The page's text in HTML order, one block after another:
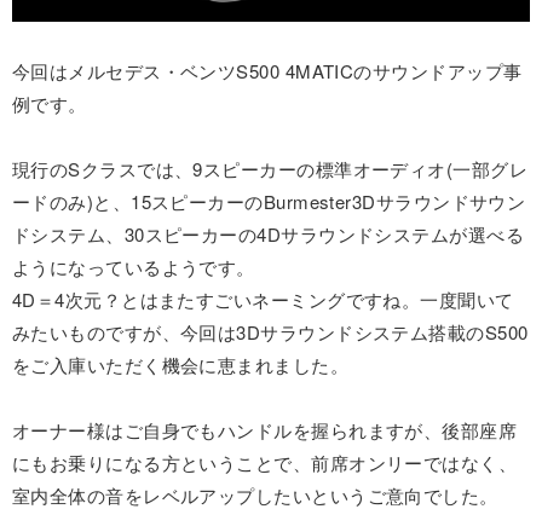
今回はメルセデス・ベンツS500 4MATICのサウンドアップ事
例です。
現行のSクラスでは、9スピーカーの標準オーディオ(一部グレ
ードのみ)と、15スピーカーのBurmester3Dサラウンドサウン
ドシステム、30スピーカーの4Dサラウンドシステムが選べる
ようになっているようです。
4D＝4次元？とはまたすごいネーミングですね。一度聞いて
みたいものですが、今回は3Dサラウンドシステム搭載のS500
をご入庫いただく機会に恵まれました。
オーナー様はご自身でもハンドルを握られますが、後部座席
にもお乗りになる方ということで、前席オンリーではなく、
室内全体の音をレベルアップしたいというご意向でした。